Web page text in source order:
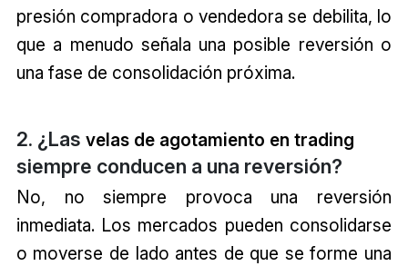
presión compradora o vendedora se debilita, lo
que a menudo señala una posible reversión o
una fase de consolidación próxima.
2. ¿Las velas de agotamiento en trading
siempre conducen a una reversión?
No, no siempre provoca una reversión
inmediata. Los mercados pueden consolidarse
o moverse de lado antes de que se forme una